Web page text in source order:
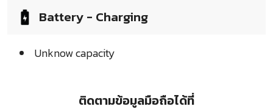
Battery - Charging
Unknow capacity
ติดตามข้อมูลมือถือได้ที่